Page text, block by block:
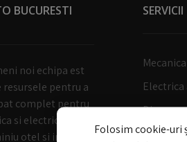
BUCURESTI
noi echipa est
pentru a
complet pentru
si electrica dar si
otel si inox.
SERVICII
Electrica
Folosim cookie-uri